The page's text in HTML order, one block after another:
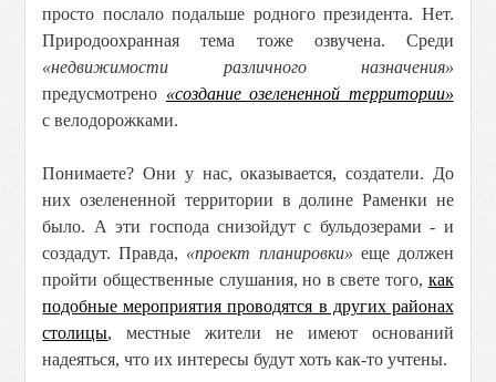
просто послало подальше родного президента. Нет.
Природоохранная тема тоже озвучена. Среди
«недвижимости различного назначения»
предусмотрено «создание озелененной территории»
с велодорожками.
Понимаете? Они у нас, оказывается, создатели. До
них озелененной территории в долине Раменки не
было. А эти господа снизойдут с бульдозерами - и
создадут. Правда, «проект планировки» еще должен
пройти общественные слушания, но в свете того, как
подобные мероприятия проводятся в других районах
столицы, местные жители не имеют оснований
надеяться, что их интересы будут хоть как-то учтены.